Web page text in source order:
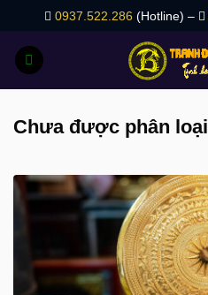
nội
dung
0937.522.286 (Hotline) –
Chưa được phân loại